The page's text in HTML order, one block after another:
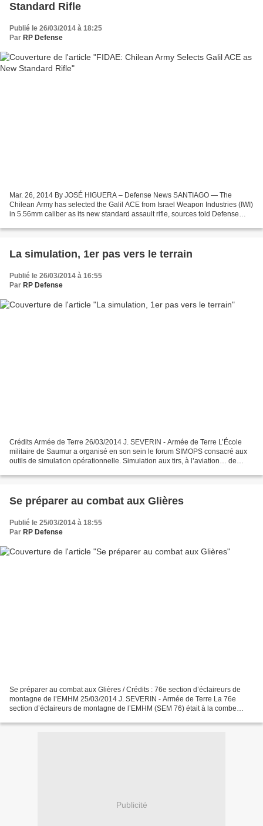
Standard Rifle
Publié le 26/03/2014 à 18:25
Par RP Defense
Mar. 26, 2014 By JOSÉ HIGUERA – Defense News SANTIAGO — The
Chilean Army has selected the Galil ACE from Israel Weapon Industries (IWI)
in 5.56mm caliber as its new standard assault rifle, sources told Defense
La simulation, 1er pas vers le terrain
Publié le 26/03/2014 à 16:55
Par RP Defense
Crédits Armée de Terre 26/03/2014 J. SEVERIN - Armée de Terre L’École
militaire de Saumur a organisé en son sein le forum SIMOPS consacré aux
outils de simulation opérationnelle. Simulation aux tirs, à l’aviation… de
Se préparer au combat aux Glières
Publié le 25/03/2014 à 18:55
Par RP Defense
Se préparer au combat aux Glières / Crédits : 76e section d’éclaireurs de
montagne de l’EMHM 25/03/2014 J. SEVERIN - Armée de Terre La 76e
section d’éclaireurs de montagne de l’EMHM (SEM 76) était à la combe
Publicité